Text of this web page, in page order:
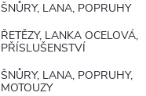
ŠNŮRY, LANA, POPRUHY
ŘETĚZY, LANKA OCELOVÁ,
PŘÍSLUŠENSTVÍ
ŠNŮRY, LANA, POPRUHY,
MOTOUZY